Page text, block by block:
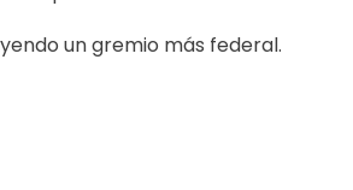
un gremio más federal.